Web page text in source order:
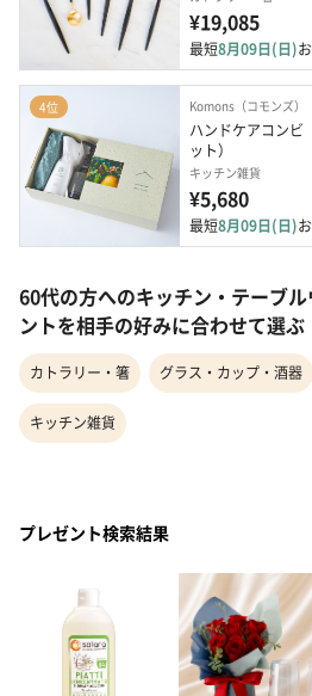
¥19,085
最短8月09日(日)
4位 Komons（コモンズ）
ハンドケアコンビ
ット）
キッチン雑貨
¥5,680
最短8月09日(日)
60代の方へのキッチン・テーブ
ントを相手の好みに合わせて選ぶ
カトラリー・箸 グラス・カップ・酒器
キッチン雑貨
プレゼント検索結果